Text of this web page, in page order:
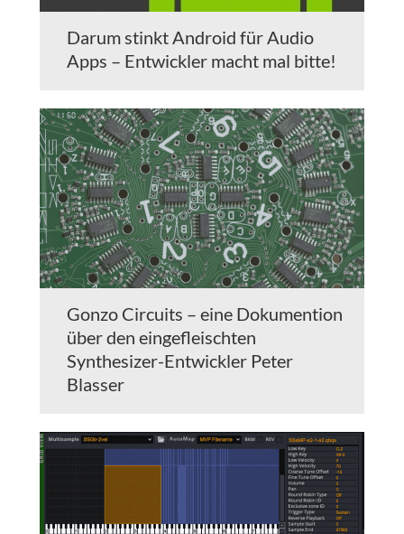
Darum stinkt Android für Audio
Apps – Entwickler macht mal bitte!
Gonzo Circuits – eine Dokumention
über den eingefleischten
Synthesizer-Entwickler Peter
Blasser